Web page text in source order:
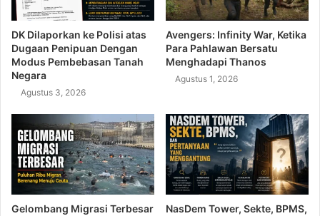
DK Dilaporkan ke Polisi atas
Dugaan Penipuan Dengan
Modus Pembebasan Tanah
Negara
Agustus 3, 2026
Avengers: Infinity War, Ketika
Para Pahlawan Bersatu
Menghadapi Thanos
Agustus 1, 2026
Gelombang Migrasi Terbesar NasDem Tower, Sekte, BPMS,